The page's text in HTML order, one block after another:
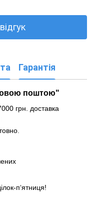
Гарантія
поштою"
грн. доставка
п‘ятниця!